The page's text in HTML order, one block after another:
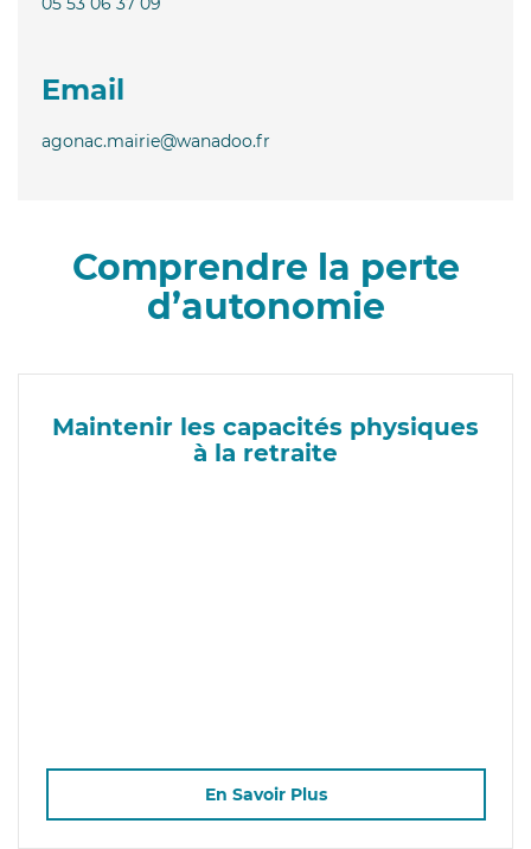
Email
agonac.mairie@wanadoo.fr
Comprendre la perte
d’autonomie
Maintenir les capacités physiques
à la retraite
En Savoir Plus